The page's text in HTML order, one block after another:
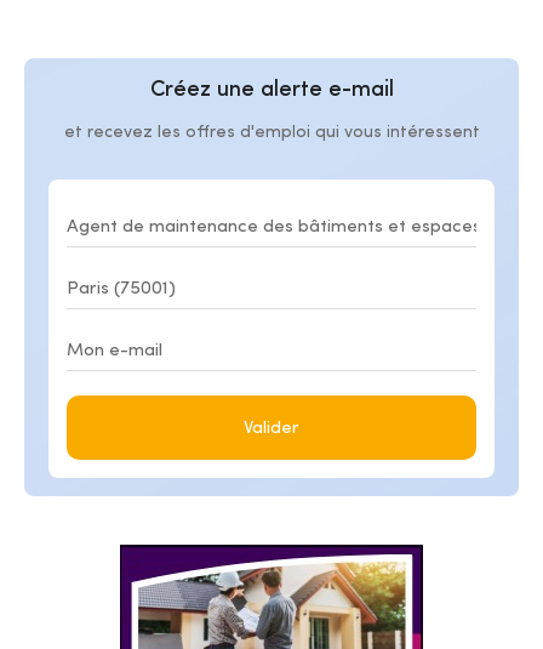
Créez une alerte e-mail
et recevez les offres d'emploi qui vous intéressent
Valider